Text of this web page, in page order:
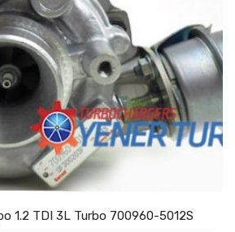
1.2 TDI 3L Turbo 700960-5012S